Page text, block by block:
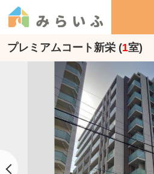
プレミアムコート新栄 (1室)